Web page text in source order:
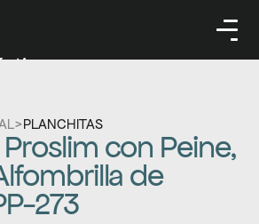
>PLANCHITAS
con Peine,
de
273